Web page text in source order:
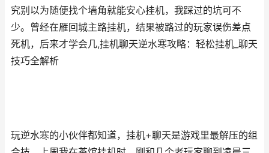
究别以为随便找个墙角就能安心挂机，我踩过的坑可不
少。曾经在雁回城主路挂机，结果被路过的玩家误伤差点
死机，后来才学会几,挂机聊天逆水寒攻略：轻松挂机_聊天
技巧全解析
玩逆水寒的小伙伴都知道，挂机+聊天是游戏里最解压的组